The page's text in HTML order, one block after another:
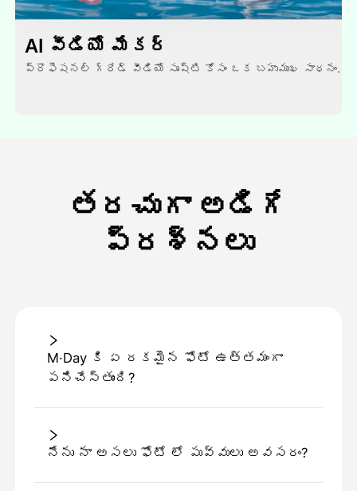
AI వీడియో మేకర్
ప్రొఫెషనల్ గ్రేడ్ వీడియో సృష్టి కోసం ఒక బహుముఖ సాధనం.
తరచుగా అడిగే
ప్రశ్నలు
M·Day కి ఏ రకమైన ఫోటో ఉత్తమంగా
పనిచేస్తుంది?
నేను నా అసలు ఫోటో లో పువ్వులు అవసరం?